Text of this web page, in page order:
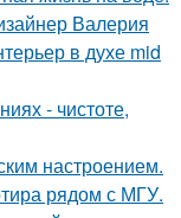
Валерия
в духе mid
- чистоте,
настроением.
рядом с МГУ.